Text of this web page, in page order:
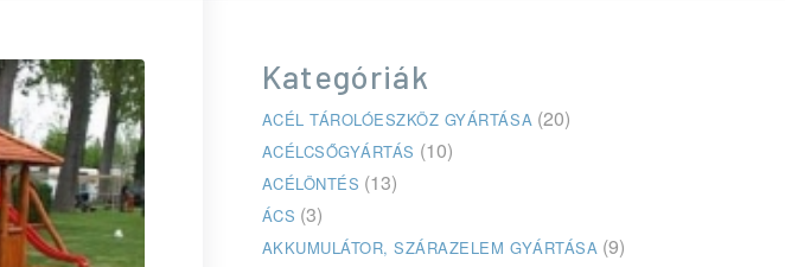
Kategóriák
ACÉL TÁROLÓESZKÖZ GYÁRTÁSA (20)
ACÉLCSŐGYÁRTÁS (10)
ACÉLÖNTÉS (13)
ÁCS (3)
AKKUMULÁTOR, SZÁRAZELEM GYÁRTÁSA (9)